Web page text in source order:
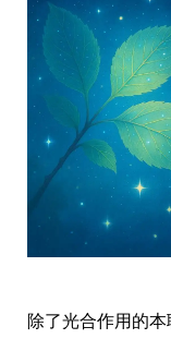
除了光合作用的